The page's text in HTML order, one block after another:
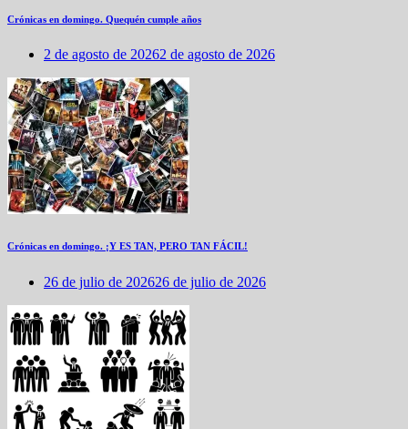
Crónicas en domingo. Quequén cumple años
2 de agosto de 20262 de agosto de 2026
Crónicas en domingo. ¡Y ES TAN, PERO TAN FÁCIL!
26 de julio de 202626 de julio de 2026